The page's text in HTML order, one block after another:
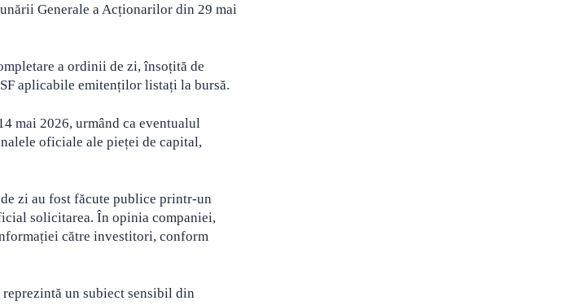
Generale a Acționarilor din 29 mai
a ordinii de zi, însoțită de
aplicabile emitenților listați la bursă.
mai 2026, urmând ca eventualul
oficiale ale pieței de capital,
zi au fost făcute publice printr-un
solicitarea. În opinia companiei,
către investitori, conform
un subiect sensibil din